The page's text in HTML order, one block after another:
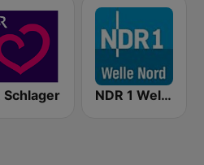
Schlager NDR 1 Welle Nord Flensburg